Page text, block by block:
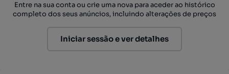
Entre na sua conta ou crie uma nova para aceder ao histórico
completo dos seus anúncios, incluindo alterações de preços
Iniciar sessão e ver detalhes